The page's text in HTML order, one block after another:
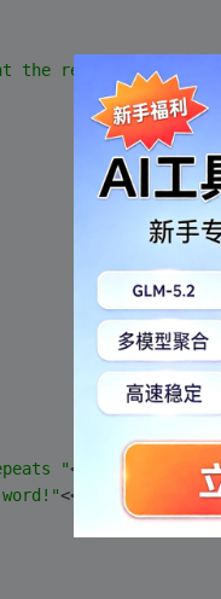
the repeated words:"
"<<maxCnt<< "
<< ;